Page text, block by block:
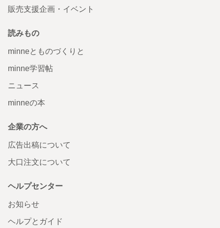
販売支援企画・イベント
読みもの
minneとものづくりと
minne学習帖
ニュース
minneの本
企業の方へ
広告出稿について
大口注文について
ヘルプセンター
お知らせ
ヘルプとガイド